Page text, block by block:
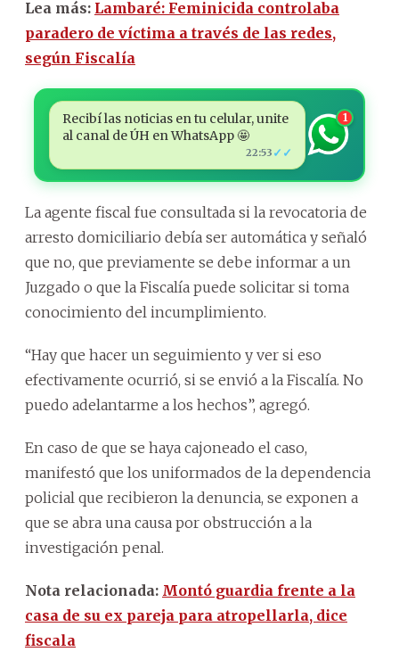
Lea más: Lambaré: Feminicida controlaba
paradero de víctima a través de las redes,
según Fiscalía
Recibí las noticias en tu celular, unite
al canal de ÚH en WhatsApp 🤩
22:53 ✓✓
1
La agente fiscal fue consultada si la revocatoria de
arresto domiciliario debía ser automática y señaló
que no, que previamente se debe informar a un
Juzgado o que la Fiscalía puede solicitar si toma
conocimiento del incumplimiento.
“Hay que hacer un seguimiento y ver si eso
efectivamente ocurrió, si se envió a la Fiscalía. No
puedo adelantarme a los hechos”, agregó.
En caso de que se haya cajoneado el caso,
manifestó que los uniformados de la dependencia
policial que recibieron la denuncia, se exponen a
que se abra una causa por obstrucción a la
investigación penal.
Nota relacionada: Montó guardia frente a la
casa de su ex pareja para atropellarla, dice
fiscala